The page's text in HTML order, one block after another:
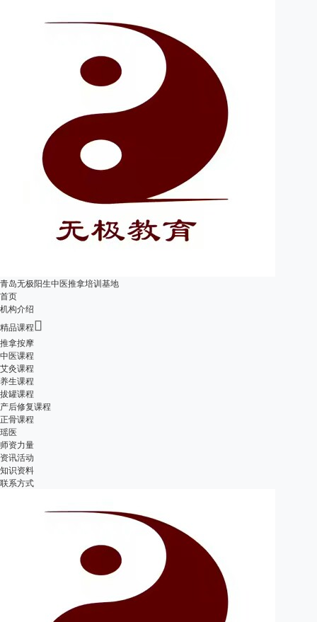
青岛无极阳生中医推拿培训基地
首页
机构介绍
精品课程
推拿按摩
中医课程
艾灸课程
养生课程
拔罐课程
产后修复课程
正骨课程
瑶医
师资力量
资讯活动
知识资料
联系方式